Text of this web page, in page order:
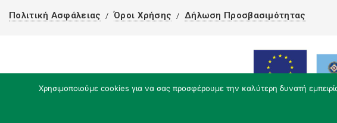
Πολιτική Ασφάλειας Όροι Χρήσης Δήλωση Προσβασιμότητας
Χρησιμοποιούμε cookies για να σας προσφέρουμε την καλύτερη δυνατή